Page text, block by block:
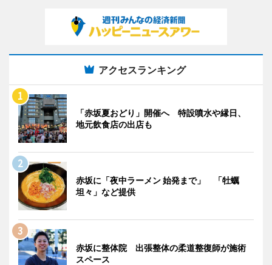
アクセスランキング
「赤坂夏おどり」開催へ 特設噴水や縁日、
地元飲食店の出店も
赤坂に「夜中ラーメン 始発まで」 「牡蠣
坦々」など提供
赤坂に整体院 出張整体の柔道整復師が施術
スペース